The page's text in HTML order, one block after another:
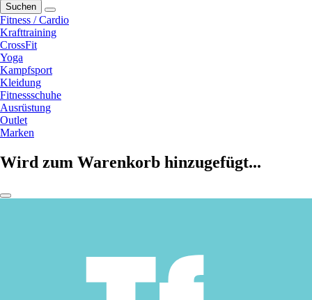
Suchen
Fitness / Cardio
Krafttraining
CrossFit
Yoga
Kampfsport
Kleidung
Fitnessschuhe
Ausrüstung
Outlet
Marken
Wird zum Warenkorb hinzugefügt...